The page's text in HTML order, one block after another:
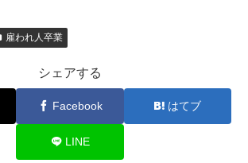
雇われ人卒業
シェアする
Facebook はてブ
LINE